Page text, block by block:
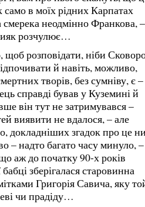
в моїх рідних Карпатах
смерека неодмінно Франкова, –
розчулює…
щоб розповідати, ніби
й навіть, можливо,
творів, без сумніву, є
справді бував у Куземині й
він тут не затримувався –
виявити не вдалося, – але
докладніших згадок про це
– надто багато часу минуло,
аж до початку 90-х років
зберігалася старовинна
Григорія Савича, яку
чи прадіду…